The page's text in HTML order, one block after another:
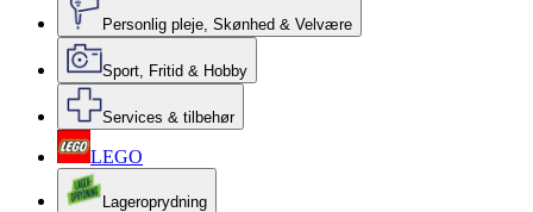
Personlig pleje, Skønhed & Velvære
Sport, Fritid & Hobby
Services & tilbehør
LEGO
Lageroprydning